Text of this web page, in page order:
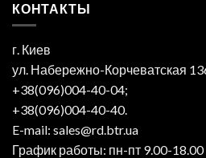
КОНТАКТЫ
г. Киев
ул. Набережно-Корчеватская
+38(096)004-40-04;
+38(096)004-40-40.
E-mail: sales@rd.btr.ua
График работы: пн-пт 9.00-18.00